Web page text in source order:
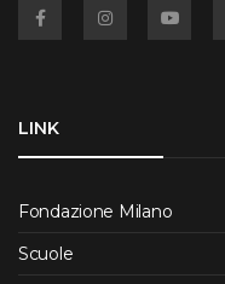
LINK
Fondazione Milano
Scuole